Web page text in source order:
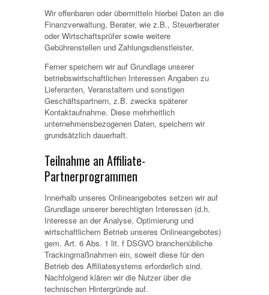
Wir offenbaren oder übermitteln hierbei Daten an die
Finanzverwaltung, Berater, wie z.B., Steuerberater
oder Wirtschaftsprüfer sowie weitere
Gebührenstellen und Zahlungsdienstleister.
Ferner speichern wir auf Grundlage unserer
betriebswirtschaftlichen Interessen Angaben zu
Lieferanten, Veranstaltern und sonstigen
Geschäftspartnern, z.B. zwecks späterer
Kontaktaufnahme. Diese mehrheitlich
unternehmensbezogenen Daten, speichern wir
grundsätzlich dauerhaft.
Teilnahme an Affiliate-
Partnerprogrammen
Innerhalb unseres Onlineangebotes setzen wir auf
Grundlage unserer berechtigten Interessen (d.h.
Interesse an der Analyse, Optimierung und
wirtschaftlichem Betrieb unseres Onlineangebotes)
gem. Art. 6 Abs. 1 lit. f DSGVO branchenübliche
Trackingmaßnahmen ein, soweit diese für den
Betrieb des Affiliatesystems erforderlich sind.
Nachfolgend klären wir die Nutzer über die
technischen Hintergründe auf.